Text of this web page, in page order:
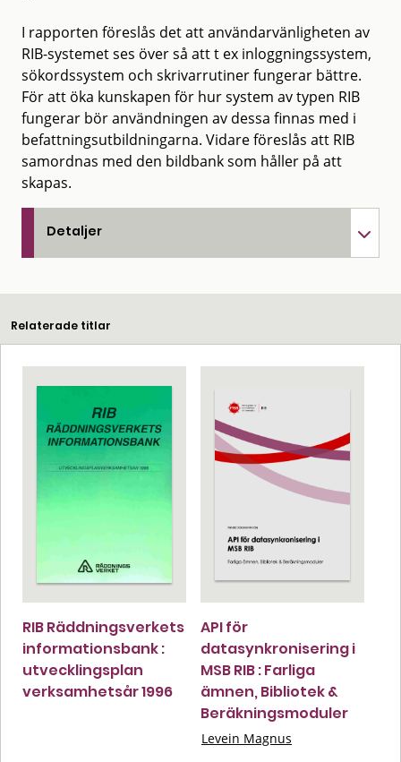
I rapporten föreslås det att användarvänligheten av
RIB-systemet ses över så att t ex inloggningssystem,
sökordssystem och skrivarrutiner fungerar bättre.
För att öka kunskapen för hur system av typen RIB
fungerar bör användningen av dessa finnas med i
befattningsutbildningarna. Vidare föreslås att RIB
samordnas med den bildbank som håller på att
skapas.
Detaljer
Relaterade titlar
RIB Räddningsverkets
informationsbank :
utvecklingsplan
verksamhetsår 1996
API för
datasynkronisering i
MSB RIB : Farliga
ämnen, Bibliotek &
Beräkningsmoduler
Levein Magnus